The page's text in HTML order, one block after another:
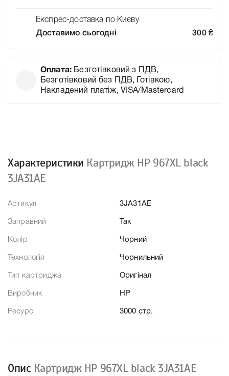
Експрес-доставка по Києву
Доставимо сьогодні
300 ₴
Оплата: Безготівковий з ПДВ,
Безготівковий без ПДВ, Готівкою,
Накладений платіж, VISA/Mastercard
Характеристики Картридж HP 967XL black
3JA31AE
Артикул 3JA31AE
Заправний Так
Колір Чорний
Технологія Чорнильний
Тип картриджа Оригінал
Виробник HP
Ресурс 3000 стр.
Опис Картридж HP 967XL black 3JA31AE